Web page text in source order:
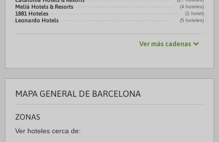
Meliá Hotels & Resorts (4 hoteles)
1881 Hoteles (1 hotel)
Leonardo Hotels (5 hoteles)
Ver más cadenas
MAPA GENERAL DE BARCELONA
ZONAS
Ver hoteles cerca de: